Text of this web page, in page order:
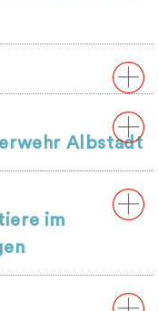
Albstadt
im